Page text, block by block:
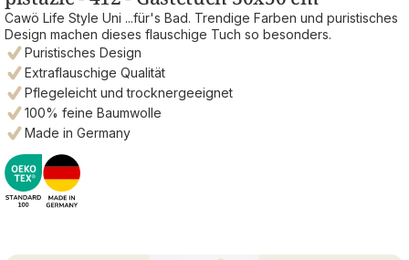
Cawö Life Style Uni ...für's Bad. Trendige Farben und puristisches
Design machen dieses flauschige Tuch so besonders.
Puristisches Design
Extraflauschige Qualität
Pflegeleicht und trocknergeeignet
100% feine Baumwolle
Made in Germany